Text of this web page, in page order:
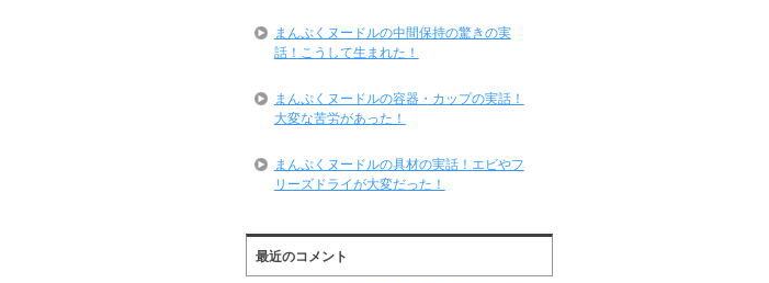
まんぷくヌードルの中間保持の驚きの実
話！こうして生まれた！
まんぷくヌードルの容器・カップの実話！
大変な苦労があった！
まんぷくヌードルの具材の実話！エビやフ
リーズドライが大変だった！
最近のコメント